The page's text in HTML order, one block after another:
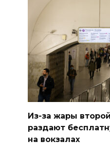
Из-за жары
раздают
на вокзалах